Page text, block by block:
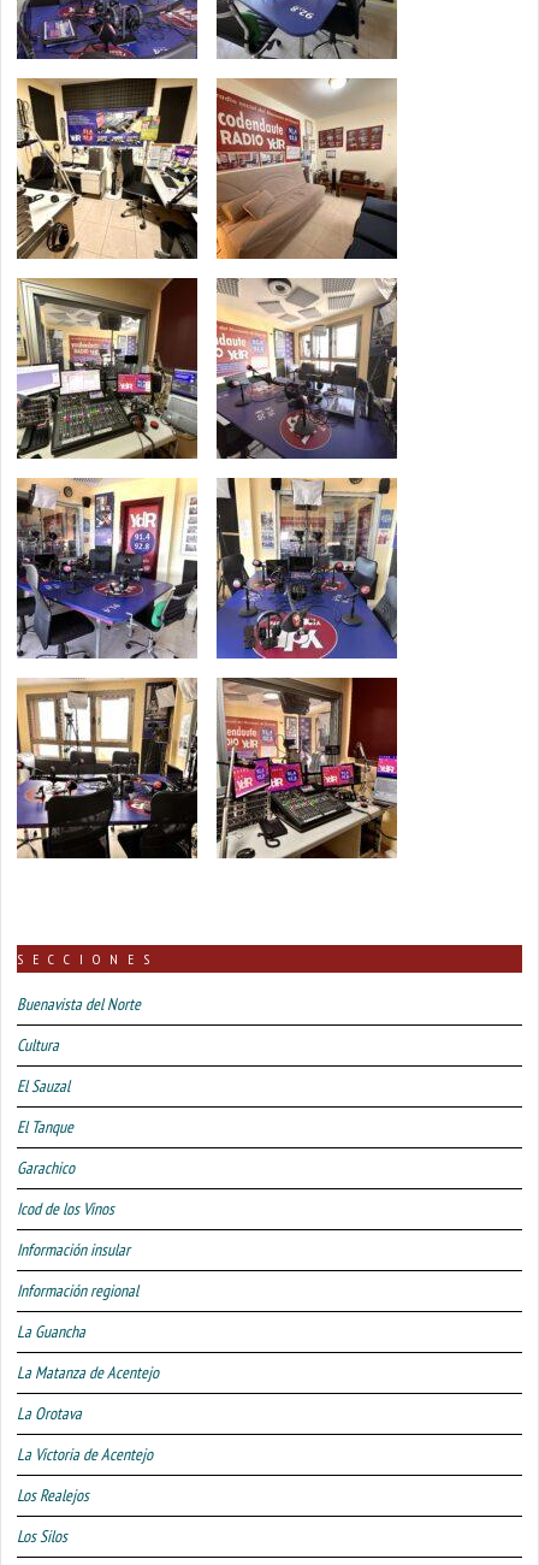
SECCIONES
Buenavista del Norte
Cultura
El Sauzal
El Tanque
Garachico
Icod de los Vinos
Información insular
Información regional
La Guancha
La Matanza de Acentejo
La Orotava
La Victoria de Acentejo
Los Realejos
Los Silos